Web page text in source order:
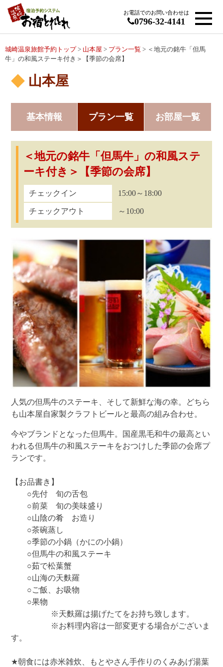
お電話でのお問い合わせは
0796-32-4141
城崎温泉旅館予約トップ > 山本屋 > プラン一覧 > ＜地元の銘牛「但馬
牛」の和風ステーキ付き＞【季節の会席】
山本屋
基本情報 プラン一覧 お部屋一覧
＜地元の銘牛「但馬牛」の和風ステ
ーキ付き＞【季節の会席】
チェックイン 15:00～18:00
チェックアウト ～10:00
人気の但馬牛のステーキ、そして新鮮な海の幸。どちら
も山本屋自家製クラフトビールと最高の組み合わせ。
今やブランドとなった但馬牛。国産黒毛和牛の最高とい
われる但馬牛の和風ステーキをおつけした季節の会席プ
ランです。
【お品書き】
○先付 旬の舌包
○前菜 旬の美味盛り
○山陰の肴 お造り
○茶碗蒸し
○季節の小鍋（かにの小鍋）
○但馬牛の和風ステーキ
○茹で松葉蟹
○山海の天麩羅
○ご飯、お吸物
○果物
※天麩羅は揚げたてをお持ち致します。
※お料理内容は一部変更する場合がございま
す。
★朝食には赤米雑炊、もとやさん手作りのくみあげ湯葉